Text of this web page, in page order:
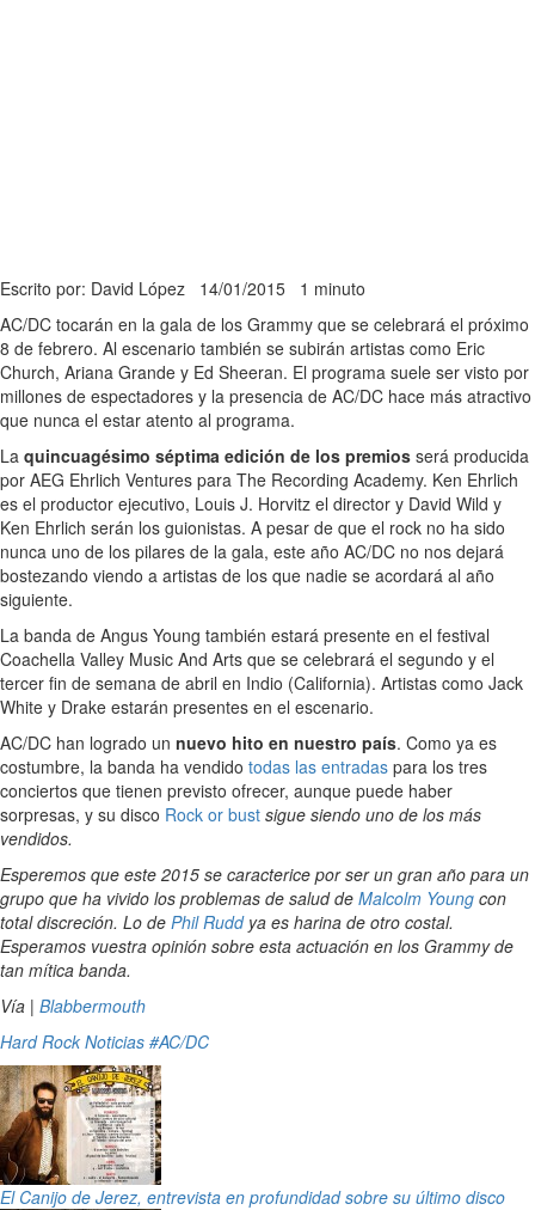
Escrito por: David López 14/01/2015 1 minuto
AC/DC tocarán en la gala de los Grammy que se celebrará el próximo
8 de febrero. Al escenario también se subirán artistas como Eric
Church, Ariana Grande y Ed Sheeran. El programa suele ser visto por
millones de espectadores y la presencia de AC/DC hace más atractivo
que nunca el estar atento al programa.
La quincuagésimo séptima edición de los premios será producida
por AEG Ehrlich Ventures para The Recording Academy. Ken Ehrlich
es el productor ejecutivo, Louis J. Horvitz el director y David Wild y
Ken Ehrlich serán los guionistas. A pesar de que el rock no ha sido
nunca uno de los pilares de la gala, este año AC/DC no nos dejará
bostezando viendo a artistas de los que nadie se acordará al año
siguiente.
La banda de Angus Young también estará presente en el festival
Coachella Valley Music And Arts que se celebrará el segundo y el
tercer fin de semana de abril en Indio (California). Artistas como Jack
White y Drake estarán presentes en el escenario.
AC/DC han logrado un nuevo hito en nuestro país. Como ya es
costumbre, la banda ha vendido todas las entradas para los tres
conciertos que tienen previsto ofrecer, aunque puede haber
sorpresas, y su disco Rock or bust sigue siendo uno de los más
vendidos.
Esperemos que este 2015 se caracterice por ser un gran año para un
grupo que ha vivido los problemas de salud de Malcolm Young con
total discreción. Lo de Phil Ruddya es harina de otro costal.
Esperamos vuestra opinión sobre esta actuación en los Grammy de
tan mítica banda.
Vía | Blabbermouth
Hard Rock Noticias #AC/DC
El Canijo de Jerez, entrevista en profundidad sobre su último disco